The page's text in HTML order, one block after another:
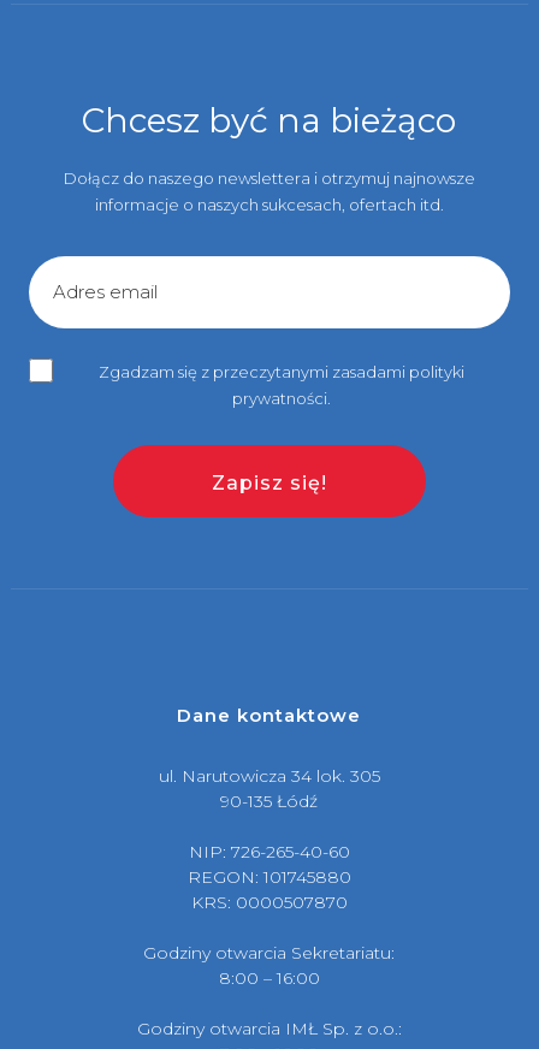
Chcesz być na bieżąco
Dołącz do naszego newslettera i otrzymuj najnowsze
informacje o naszych sukcesach, ofertach itd.
Zgadzam się z przeczytanymi zasadami polityki
prywatności.
Dane kontaktowe
ul. Narutowicza 34 lok. 305
90-135 Łódź
NIP: 726-265-40-60
REGON: 101745880
KRS: 0000507870
Godziny otwarcia Sekretariatu:
8:00 – 16:00
Godziny otwarcia IMŁ Sp. z o.o.: